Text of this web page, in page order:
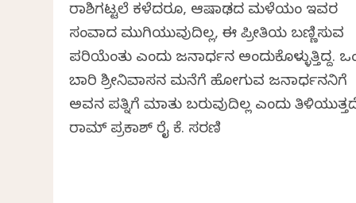
ರಾಶಿಗಟ್ಟಲೆ ಕಳೆದರೂ, ಆಷಾಢದ ಮಳೆಯಂತೆ ಇವರ
ಸಂವಾದ ಮುಗಿಯುವುದಿಲ್ಲ, ಈ ಪ್ರೀತಿಯ ಬಣ್ಣಿಸುವ
ಪರಿಯೆಂತು ಎಂದು ಜನಾರ್ಧನ ಅಂದುಕೊಳ್ಳುತ್ತಿದ್ದ.
ಬಾರಿ ಶ್ರೀನಿವಾಸನ ಮನೆಗೆ ಹೋಗುವ ಜನಾರ್ಧನನಿಗೆ
ಅವನ ಪತ್ನಿಗೆ ಮಾತು ಬರುವುದಿಲ್ಲ ಎಂದು
ರಾಮ್ ಪ್ರಕಾಶ್ ರೈ ಕೆ. ಸರಣಿ